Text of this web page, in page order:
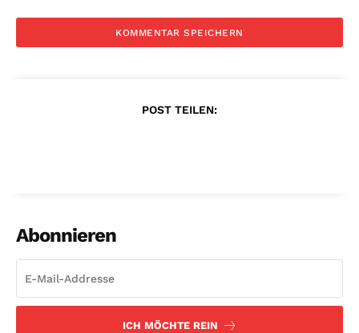
POST TEILEN:
Abonnieren
ICH MÖCHTE REIN